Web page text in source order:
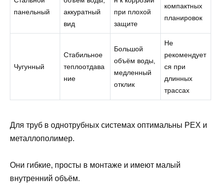
панельный
аккуратный
вид
при плохой
защите
компактных
планировок
Чугунный
Стабильное
теплоотдава
ние
Большой
объём воды,
медленный
отклик
Не
рекомендует
ся при
длинных
трассах
Для труб в однотрубных системах оптимальны PEX и
металлополимер.
Они гибкие, просты в монтаже и имеют малый
внутренний объём.